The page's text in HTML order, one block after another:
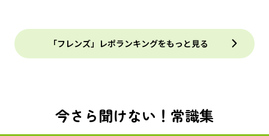
「フレンズ」レポランキングをもっと見る
今さら聞けない！常識集